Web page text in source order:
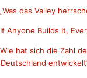
„Was das Valley
If Anyone Builds It,
Wie hat sich die Zahl